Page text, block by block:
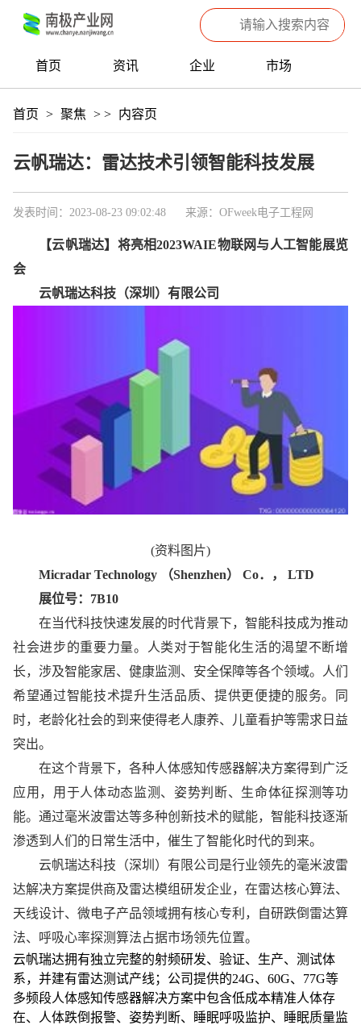
首页 资讯 企业 市场
首页 > 聚焦 > > 内容页
云帆瑞达：雷达技术引领智能科技发展
发表时间：2023-08-23 09:02:48 来源：OFweek电子工程网
【云帆瑞达】将亮相2023WAIE物联网与人工智能展览
会
云帆瑞达科技（深圳）有限公司
(资料图片)
Micradar Technology （Shenzhen） Co．， LTD
展位号：7B10
在当代科技快速发展的时代背景下，智能科技成为推动
社会进步的重要力量。人类对于智能化生活的渴望不断增
长，涉及智能家居、健康监测、安全保障等各个领域。人们
希望通过智能技术提升生活品质、提供更便捷的服务。同
时，老龄化社会的到来使得老人康养、儿童看护等需求日益
突出。
在这个背景下，各种人体感知传感器解决方案得到广泛
应用，用于人体动态监测、姿势判断、生命体征探测等功
能。通过毫米波雷达等多种创新技术的赋能，智能科技逐渐
渗透到人们的日常生活中，催生了智能化时代的到来。
云帆瑞达科技（深圳）有限公司是行业领先的毫米波雷
达解决方案提供商及雷达模组研发企业，在雷达核心算法、
天线设计、微电子产品领域拥有核心专利，自研跌倒雷达算
法、呼吸心率探测算法占据市场领先位置。
云帆瑞达拥有独立完整的射频研发、验证、生产、测试体
系，并建有雷达测试产线；公司提供的24G、60G、77G等
多频段人体感知传感器解决方案中包含低成本精准人体存
在、人体跌倒报警、姿势判断、睡眠呼吸监护、睡眠质量监